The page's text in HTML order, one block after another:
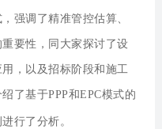
强调了精准管控估算、
要性，同大家探讨了设
，以及招标阶段和施工
了基于PPP和EPC模式的
行了分析。